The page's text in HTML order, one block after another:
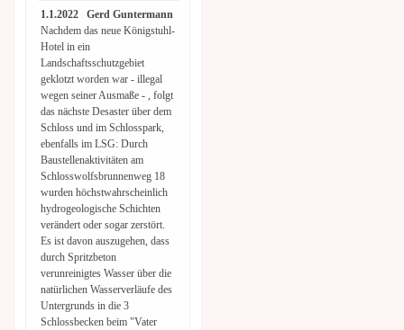
1.1.2022 Gerd Guntermann
Nachdem das neue Königstuhl-
Hotel in ein
Landschaftsschutzgebiet
geklotzt worden war - illegal
wegen seiner Ausmaße - , folgt
das nächste Desaster über dem
Schloss und im Schlosspark,
ebenfalls im LSG: Durch
Baustellenaktivitäten am
Schlosswolfsbrunnenweg 18
wurden höchstwahrscheinlich
hydrogeologische Schichten
verändert oder sogar zerstört.
Es ist davon auszugehen, dass
durch Spritzbeton
verunreinigtes Wasser über die
natürlichen Wasserverläufe des
Untergrunds in die 3
Schlossbecken beim "Vater